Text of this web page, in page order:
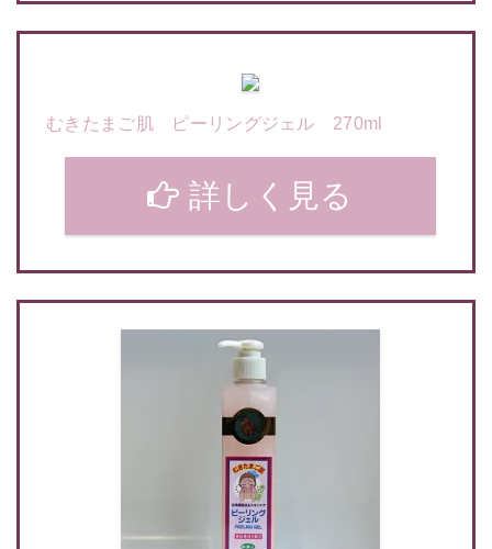
むきたまご肌 ピーリングジェル 270ml
詳しく見る